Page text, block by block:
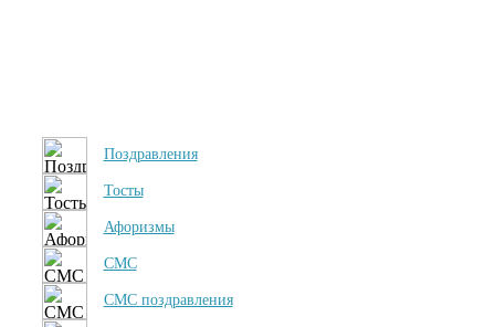
Поздравления
Тосты
Афоризмы
СМС
СМС поздравления